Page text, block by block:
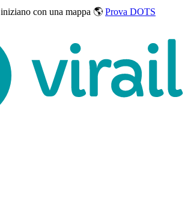
iniziano con una mappa 🌎 Prova DOTS